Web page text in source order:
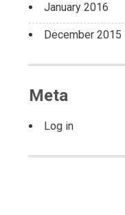
January 2016
December 2015
Meta
Log in